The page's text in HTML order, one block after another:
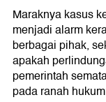
Maraknya kasus
menjadi alarm
berbagai pihak,
apakah
pemerintah
pada ranah